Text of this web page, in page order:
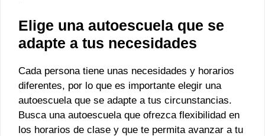
Elige una autoescuela que se
adapte a tus necesidades
Cada persona tiene unas necesidades y horarios
diferentes, por lo que es importante elegir una
autoescuela que se adapte a tus circunstancias.
Busca una autoescuela que ofrezca flexibilidad en
los horarios de clase y que te permita avanzar a tu